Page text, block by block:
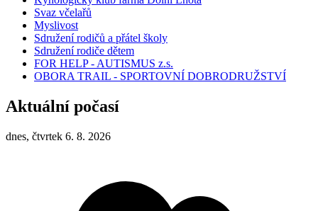
Svaz včelařů
Myslivost
Sdružení rodičů a přátel školy
Sdružení rodiče dětem
FOR HELP - AUTISMUS z.s.
OBORA TRAIL - SPORTOVNÍ DOBRODRUŽSTVÍ
Aktuální počasí
dnes, čtvrtek 6. 8. 2026